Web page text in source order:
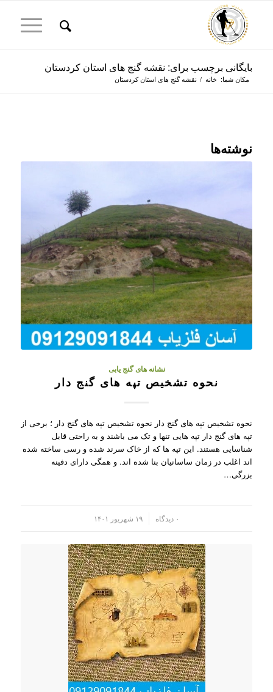
بایگانی برچسب برای: نقشه گنج های استان کردستان
مکان شما: خانه / نقشه گنج های استان کردستان
نوشته‌ها
نشانه های گنج یابی
نحوه تشخیص تپه های گنج دار
نحوه تشخیص تپه های گنج دار نحوه تشخیص تپه های گنج دار ؛ برخی از
تپه های گنج دار تپه هایی تنها و تک می باشند و به راحتی قابل
شناسایی هستند. این تپه ها که از خاک سرند شده و رسی ساخته شده
اند اغلب در زمان ساسانیان بنا شده اند. و همگی دارای دفینه
بزرگی…
۰ دیدگاه ۱۹ شهریور ۱۴۰۱